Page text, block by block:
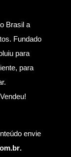
Brasil a
Fundado
para
para
envie
.